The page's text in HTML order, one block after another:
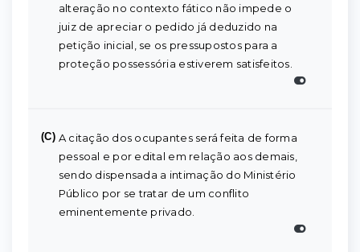
alteração no contexto fático não impede o
juiz de apreciar o pedido já deduzido na
petição inicial, se os pressupostos para a
proteção possessória estiverem satisfeitos.
(C) A citação dos ocupantes será feita de forma
pessoal e por edital em relação aos demais,
sendo dispensada a intimação do Ministério
Público por se tratar de um conflito
eminentemente privado.